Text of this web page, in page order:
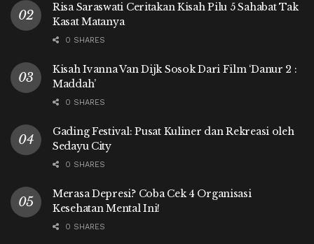
Risa Saraswati Ceritakan Kisah Pilu 5 Sahabat Tak
Kasat Matanya
0 SHARES
Kisah Ivanna Van Dijk Sosok Dari Film ‘Danur 2 :
Maddah’
0 SHARES
Gading Festival: Pusat Kuliner dan Rekreasi oleh
Sedayu City
0 SHARES
Merasa Depresi? Coba Cek 4 Organisasi
Kesehatan Mental Ini!
0 SHARES